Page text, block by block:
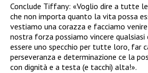
Conclude Tiffany: «Voglio dire a tutte
che non importa quanto la vita possa
vestiamo una corazza e facciamo
nostra forza possiamo vincere
essere uno specchio per tutte loro, far
perseveranza e determinazione ce la
con dignità e a testa (e tacchi) alta!».